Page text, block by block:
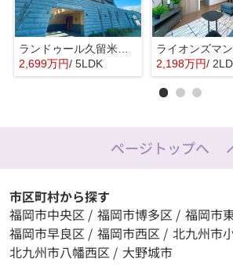
ランドゥール久留米サウスステージ☆仲介手数料無料☆
2,699万円/ 5LDK
2,198万円/
ページトップへ
市区町村から探す
福岡市中央区 / 福岡市博多区 / 福岡市
福岡市早良区 / 福岡市西区 / 北九州市
北九州市八幡西区 / 大野城市